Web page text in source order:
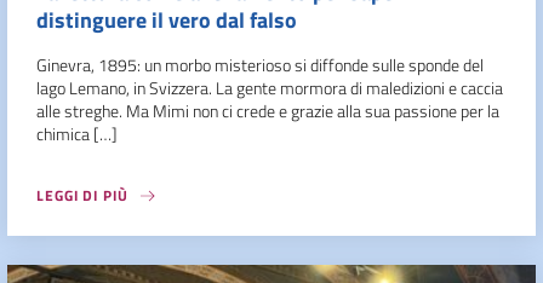
distinguere il vero dal falso
Ginevra, 1895: un morbo misterioso si diffonde sulle sponde del
lago Lemano, in Svizzera. La gente mormora di maledizioni e caccia
alle streghe. Ma Mimi non ci crede e grazie alla sua passione per la
chimica […]
LEGGI DI PIÙ